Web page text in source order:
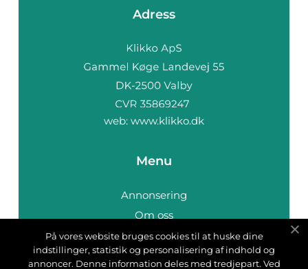
Adress
web: www.klikko.dk
Menu
Annonsering
Om oss
Cookies
Kontakta oss
På vores website bruges cookies til at huske dine
indstillinger, statistik og personalisering af indhold og
annoncer. Denne information deles med tredjepart. Ved